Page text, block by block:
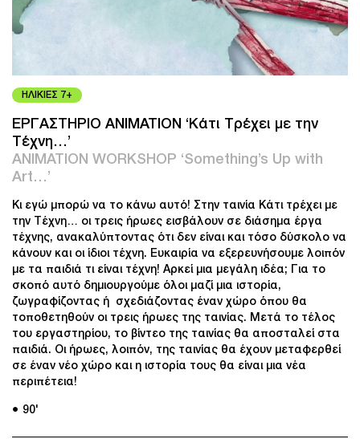
ΗΛΙΚΙΕΣ 7+
ΕΡΓΑΣΤΗΡΙΟ ANIMATION ‘Κάτι Τρέχει με την
Τέχνη…’
ANIMATION WORKSHOP ‘Something’s Up with
Art…’
Κι εγώ μπορώ να το κάνω αυτό! Στην ταινία Κάτι τρέχει με
την Τέχνη… οι τρεις ήρωες εισβάλουν σε διάσημα έργα
τέχνης, ανακαλύπτοντας ότι δεν είναι και τόσο δύσκολο να
κάνουν και οι ίδιοι τέχνη. Ευκαιρία να εξερευνήσουμε λοιπόν
με τα παιδιά τι είναι τέχνη! Αρκεί μια μεγάλη ιδέα; Για το
σκοπό αυτό δημιουργούμε όλοι μαζί μια ιστορία,
ζωγραφίζοντας ή σχεδιάζοντας έναν χώρο όπου θα
τοποθετηθούν οι τρεις ήρωες της ταινίας. Μετά το τέλος
του εργαστηρίου, το βίντεο της ταινίας θα αποσταλεί στα
παιδιά. Οι ήρωες, λοιπόν, της ταινίας θα έχουν μεταφερθεί
σε έναν νέο χώρο και η ιστορία τους θα είναι μια νέα
περιπέτεια!
● 90'